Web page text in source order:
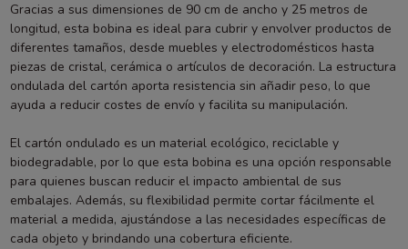
Gracias a sus dimensiones de 90 cm de ancho y 25 metros de
longitud, esta bobina es ideal para cubrir y envolver productos de
diferentes tamaños, desde muebles y electrodomésticos hasta
piezas de cristal, cerámica o artículos de decoración. La estructura
ondulada del cartón aporta resistencia sin añadir peso, lo que
ayuda a reducir costes de envío y facilita su manipulación.
El cartón ondulado es un material ecológico, reciclable y
biodegradable, por lo que esta bobina es una opción responsable
para quienes buscan reducir el impacto ambiental de sus
embalajes. Además, su flexibilidad permite cortar fácilmente el
material a medida, ajustándose a las necesidades específicas de
cada objeto y brindando una cobertura eficiente.